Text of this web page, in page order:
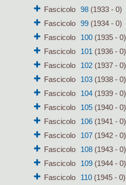
Fascicolo
98(1933 - 0)
Fascicolo
99(1934 - 0)
Fascicolo
100(1935 - 0)
Fascicolo
101 (1936 - 0)
Fascicolo
102(1937 - 0)
Fascicolo
103(1938 - 0)
Fascicolo
104(1939 - 0)
Fascicolo
105(1940 - 0)
Fascicolo
106(1941 - 0)
Fascicolo
107(1942 - 0)
Fascicolo
108(1943 - 0)
Fascicolo
109(1944 - 0)
Fascicolo
110(1945 - 0)